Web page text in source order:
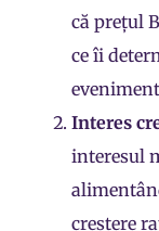
că prețul
ce îi
Interes
interesul
creștere